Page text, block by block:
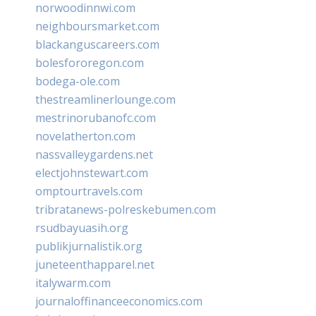
norwoodinnwi.com
neighboursmarket.com
blackanguscareers.com
bolesfororegon.com
bodega-ole.com
thestreamlinerlounge.com
mestrinorubanofc.com
novelatherton.com
nassvalleygardens.net
electjohnstewart.com
omptourtravels.com
tribratanews-polreskebumen.com
rsudbayuasih.org
publikjurnalistik.org
juneteenthapparel.net
italywarm.com
journaloffinanceeconomics.com